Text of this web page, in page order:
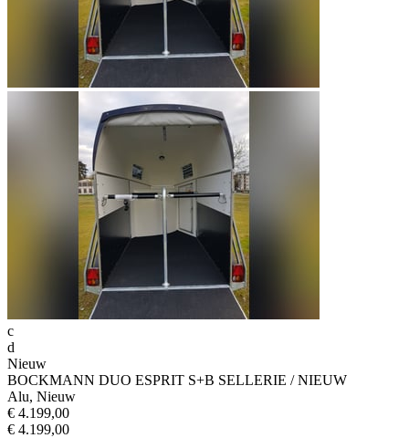
c
d
Nieuw
BOCKMANN DUO ESPRIT S+B SELLERIE / NIEUW
Alu, Nieuw
€ 4.199,00
€ 4.199,00